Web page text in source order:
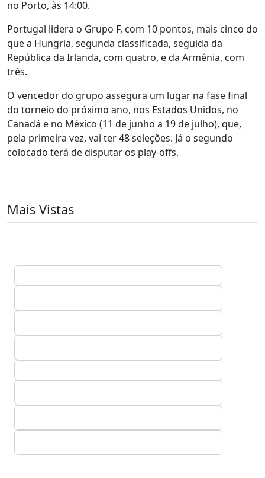
no Porto, às 14:00.
Portugal lidera o Grupo F, com 10 pontos, mais cinco do
que a Hungria, segunda classificada, seguida da
República da Irlanda, com quatro, e da Arménia, com
três.
O vencedor do grupo assegura um lugar na fase final
do torneio do próximo ano, nos Estados Unidos, no
Canadá e no México (11 de junho a 19 de julho), que,
pela primeira vez, vai ter 48 seleções. Já o segundo
colocado terá de disputar os play-offs.
Mais Vistas